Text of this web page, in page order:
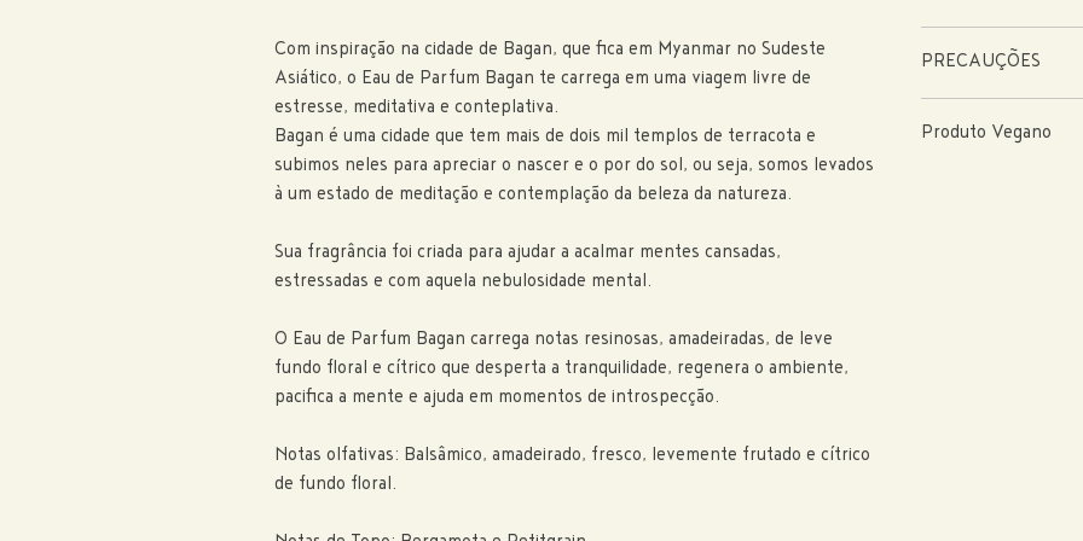
Com inspiração na cidade de Bagan, que fica em Myanmar no Sudeste
Asiático, o Eau de Parfum Bagan te carrega em uma viagem livre de
estresse, meditativa e conteplativa.
Bagan é uma cidade que tem mais de dois mil templos de terracota e
subimos neles para apreciar o nascer e o por do sol, ou seja, somos levados
à um estado de meditação e contemplação da beleza da natureza.
Sua fragrância foi criada para ajudar a acalmar mentes cansadas,
estressadas e com aquela nebulosidade mental.
O Eau de Parfum Bagan carrega notas resinosas, amadeiradas, de leve
fundo floral e cítrico que desperta a tranquilidade, regenera o ambiente,
pacifica a mente e ajuda em momentos de introspecção.
Notas olfativas: Balsâmico, amadeirado, fresco, levemente frutado e cítrico
de fundo floral.
PRECAUÇÕES
leves variações de cor,
Produto Vegano